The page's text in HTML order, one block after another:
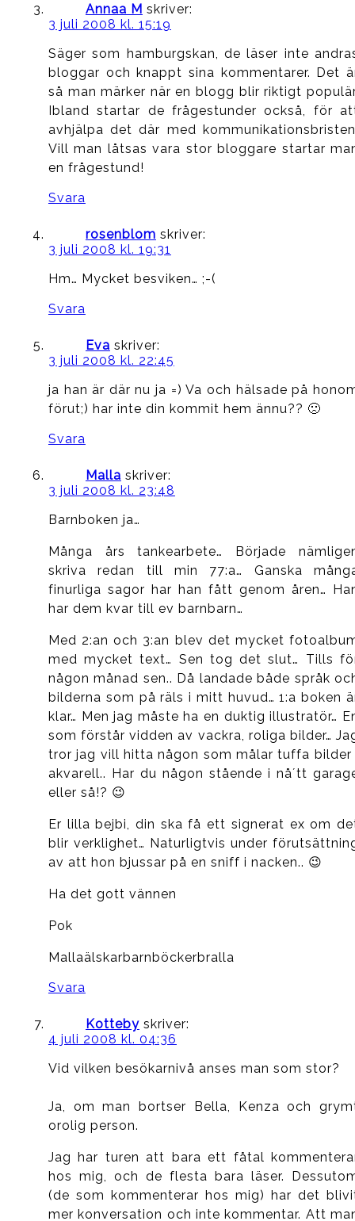
Annaa M skriver:
3 juli 2008 kl. 15:19
Säger som hamburgskan, de läser inte
bloggar och knappt sina kommentarer. Det
så man märker när en blogg blir riktigt
Ibland startar de frågestunder också, för
avhjälpa det där med
Vill man låtsas vara stor bloggare startar
en frågestund!
Svara
rosenblom skriver:
3 juli 2008 kl. 19:31
Hm… Mycket besviken… ;-(
Svara
Eva skriver:
3 juli 2008 kl. 22:45
ja han är där nu ja =) Va och hälsade på
förut;) har inte din kommit hem ännu?? 🙁
Svara
Malla skriver:
3 juli 2008 kl. 23:48
Barnboken ja…
Många års tankearbete… Började
skriva redan till min 77:a… Ganska
finurliga sagor har han fått genom åren…
har dem kvar till ev barnbarn…
Med 2:an och 3:an blev det mycket
med mycket text… Sen tog det slut… Tills
någon månad sen.. Då landade både språk
bilderna som på räls i mitt huvud… 1:a boken
klar… Men jag måste ha en duktig illustratör…
som förstår vidden av vackra, roliga bilder…
tror jag vill hitta någon som målar tuffa bilder
akvarell.. Har du någon stående i nå´tt
eller så!? 😉
Er lilla bejbi, din ska få ett signerat ex om
blir verklighet… Naturligtvis under
av att hon bjussar på en sniff i nacken.. 😉
Ha det gott vännen
Pok
Mallaälskarbarnböckerbralla
Svara
Kotteby skriver:
4 juli 2008 kl. 04:36
Vid vilken besökarnivå anses man som stor?
Ja, om man bortser Bella, Kenza och
orolig person.
Jag har turen att bara ett fåtal
hos mig, och de flesta bara läser.
(de som kommenterar hos mig) har det
mer konversation och inte kommentar. Att